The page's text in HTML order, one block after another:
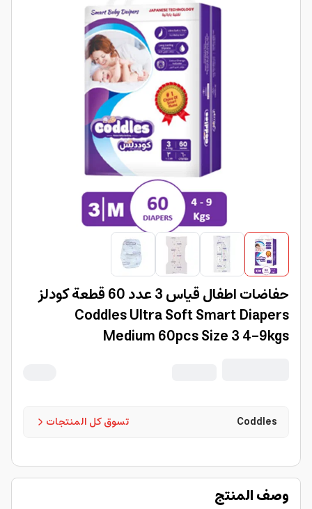
حفاضات اطفال قياس 3 عدد 60 قطعة كودلز
Coddles Ultra Soft Smart Diapers
Medium 60pcs Size 3 4-9kgs
تسوق كل المنتجات Coddles
وصف المنتج